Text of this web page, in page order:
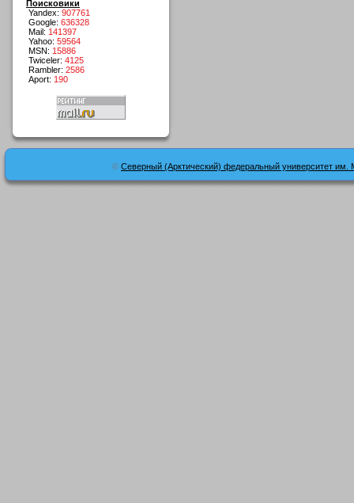
Поисковики
Yandex: 907761
Google: 636328
Mail: 141397
Yahoo: 59564
MSN: 15886
Twiceler: 4125
Rambler: 2586
Aport: 190
© Северный (Арктический) федеральный университет